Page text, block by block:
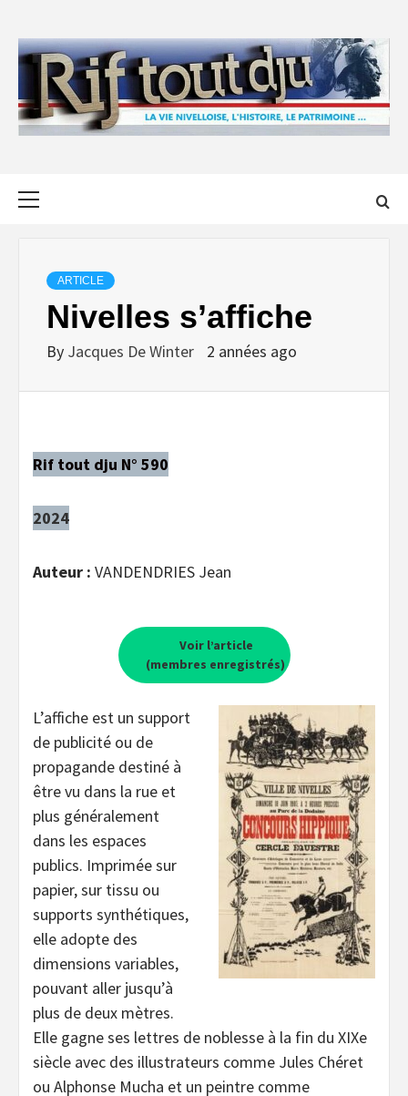
content
ARTICLE
Nivelles s’affiche
By Jacques De Winter 2 années ago
Rif tout dju N° 590
2024
Auteur : VANDENDRIES Jean
Voir l’article
(membres enregistrés)
L’affiche est un support
de publicité ou de
propagande destiné à
être vu dans la rue et
plus généralement
dans les espaces
publics. Imprimée sur
papier, sur tissu ou
supports synthétiques,
elle adopte des
dimensions variables,
pouvant aller jusqu’à
plus de deux mètres.
Elle gagne ses lettres de noblesse à la fin du XIXe
siècle avec des illustrateurs comme Jules Chéret
ou Alphonse Mucha et un peintre comme